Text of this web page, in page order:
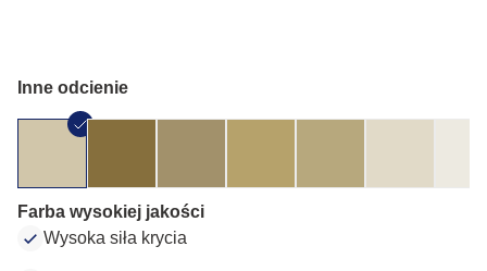
Inne odcienie
Farba wysokiej jakości
Wysoka siła krycia